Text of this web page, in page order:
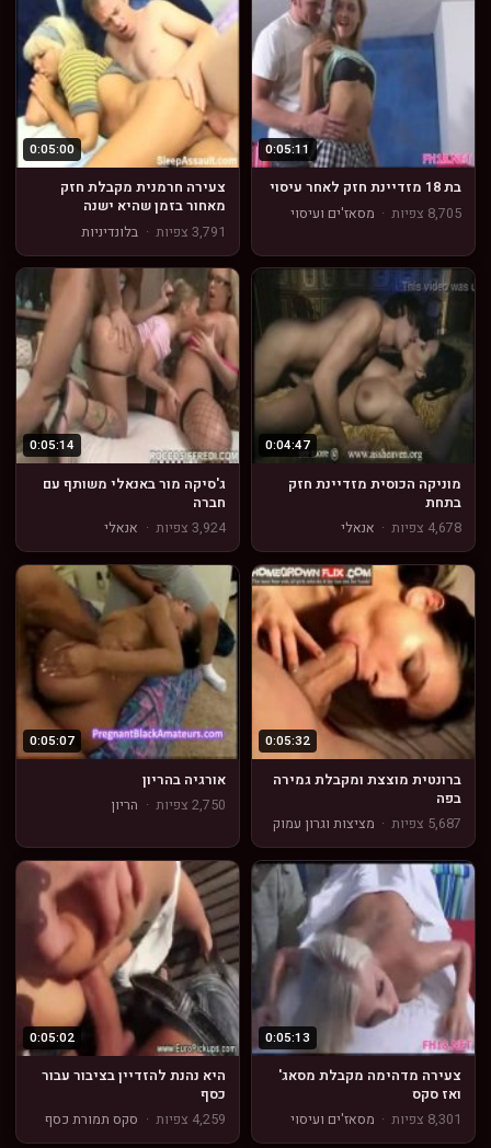
0:05:11
בת 18 מזדיינת חזק לאחר עיסוי
8,705 צפיות
· מסאז'ים ועיסוי
0:05:00
צעירה חרמנית מקבלת חזק
מאחור בזמן שהיא ישנה
3,791 צפיות
· בלונדיניות
0:04:47
מוניקה הכוסית מזדיינת חזק
בתחת
4,678 צפיות
· אנאלי
0:05:14
ג'סיקה מור באנאלי משותף עם
חברה
3,924 צפיות
· אנאלי
0:05:32
ברונטית מוצצת ומקבלת גמירה
בפה
5,687 צפיות
· מציצות וגרון עמוק
0:05:07
אורגיה בהריון
2,750 צפיות
· הריון
0:05:13
צעירה מדהימה מקבלת מסאג'
ואז סקס
8,301 צפיות
· מסאז'ים ועיסוי
0:05:02
היא נהנת להזדיין בציבור עבור
כסף
4,259 צפיות
· סקס תמורת כסף